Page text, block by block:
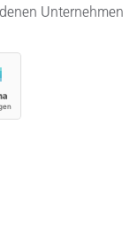
Unternehmen